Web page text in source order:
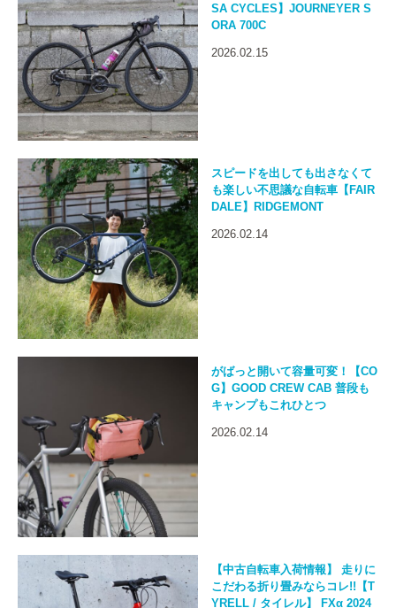
SA CYCLES】JOURNEYER S
ORA 700C
2026.02.15
スピードを出しても出さなくて
も楽しい不思議な自転車【FAIR
DALE】RIDGEMONT
2026.02.14
がばっと開いて容量可変！【CO
G】GOOD CREW CAB 普段も
キャンプもこれひとつ
2026.02.14
【中古自転車入荷情報】 走りに
こだわる折り畳みならコレ!!【T
YRELL / タイレル】 FXα 2024